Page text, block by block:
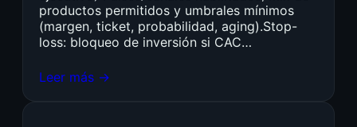
productos permitidos y umbrales mínimos
(margen, ticket, probabilidad, aging).Stop-
loss: bloqueo de inversión si CAC…
Leer más →